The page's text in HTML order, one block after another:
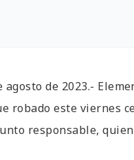
agosto de 2023.-
robado este viernes
responsable,